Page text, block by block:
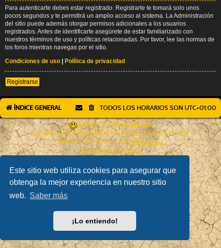
Este sitio web utiliza cookies para asegurar que
obtenga la mejor experiencia en nuestro sitio
web. Saber más
¡Lo entiendo!
Para autenticarte debes estar registrado. Registrarte te tomará solo unos
pocos segundos y te permitirá un amplio acceso al sistema. La Administración
del sitio puede además otorgar permisos adicionales a los usuarios
registrados. Antes de identificarte asegúrete de estar familiarizado con
nuestros términos de uso y políticas relacionadas. Por favor, lee las normas de
los foros mientras navegas por el sitio.
Condiciones de uso | Política de privacidad
Registrarse
ÍNDICE GENERAL TODOS LOS HORARIOS SON UTC+01:00
AÇIEEED! STYLE BYIAN BRADLEY
DESARROLLADO POR PHPBB® FORUM SOFTWARE © PHPBB LIMITED
TRADUCCIÓN AL ESPAÑOL POR PHPBB ESPAÑA
PRIVACIDAD|CONDICIONES